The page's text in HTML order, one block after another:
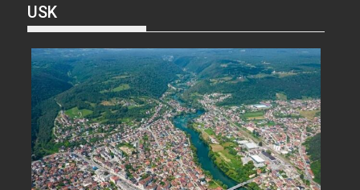
USK